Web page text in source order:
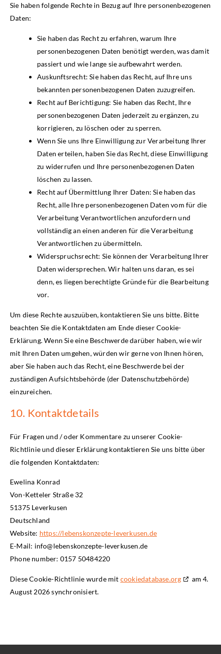
Sie haben folgende Rechte in Bezug auf Ihre personenbezogenen
Daten:
Sie haben das Recht zu erfahren, warum Ihre
personenbezogenen Daten benötigt werden, was damit
passiert und wie lange sie aufbewahrt werden.
Auskunftsrecht: Sie haben das Recht, auf Ihre uns
bekannten personenbezogenen Daten zuzugreifen.
Recht auf Berichtigung: Sie haben das Recht, Ihre
personenbezogenen Daten jederzeit zu ergänzen, zu
korrigieren, zu löschen oder zu sperren.
Wenn Sie uns Ihre Einwilligung zur Verarbeitung Ihrer
Daten erteilen, haben Sie das Recht, diese Einwilligung
zu widerrufen und Ihre personenbezogenen Daten
löschen zu lassen.
Recht auf Übermittlung Ihrer Daten: Sie haben das
Recht, alle Ihre personenbezogenen Daten vom für die
Verarbeitung Verantwortlichen anzufordern und
vollständig an einen anderen für die Verarbeitung
Verantwortlichen zu übermitteln.
Widerspruchsrecht: Sie können der Verarbeitung Ihrer
Daten widersprechen. Wir halten uns daran, es sei
denn, es liegen berechtigte Gründe für die Bearbeitung
vor.
Um diese Rechte auszuüben, kontaktieren Sie uns bitte. Bitte
beachten Sie die Kontaktdaten am Ende dieser Cookie-
Erklärung. Wenn Sie eine Beschwerde darüber haben, wie wir
mit Ihren Daten umgehen, würden wir gerne von Ihnen hören,
aber Sie haben auch das Recht, eine Beschwerde bei der
zuständigen Aufsichtsbehörde (der Datenschutzbehörde)
einzureichen.
10. Kontaktdetails
Für Fragen und / oder Kommentare zu unserer Cookie-
Richtlinie und dieser Erklärung kontaktieren Sie uns bitte über
die folgenden Kontaktdaten:
Ewelina Konrad
Von-Ketteler Straße 32
51375 Leverkusen
Deutschland
Website: https://lebenskonzepte-leverkusen.de
E-Mail: info@lebenskonzepte-leverkusen.de
Phone number: 0157 50484220
Diese Cookie-Richtlinie wurde mit cookiedatabase.org
am 4.
August 2026 synchronisiert.